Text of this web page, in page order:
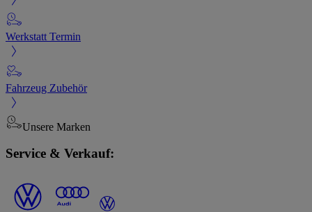
Werkstatt Termin
Fahrzeug Zubehör
Unsere Marken
Service & Verkauf: